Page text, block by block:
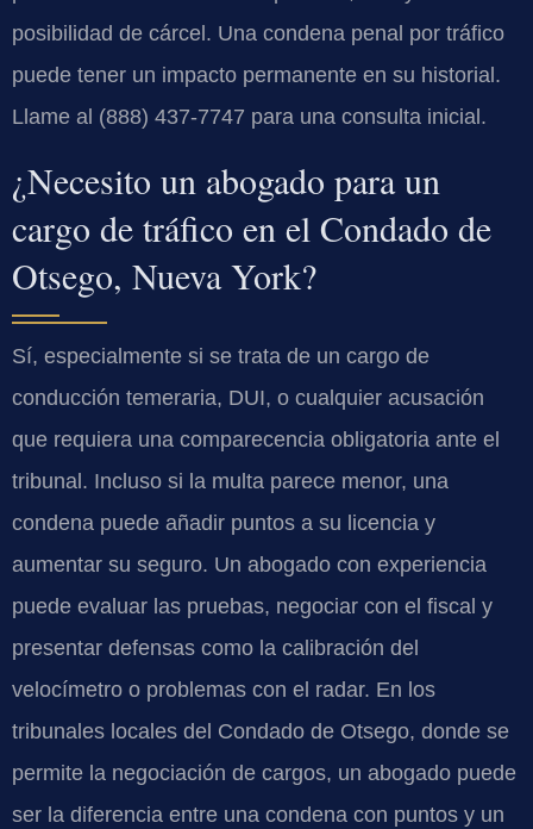
posibilidad de cárcel. Una condena penal por tráfico
puede tener un impacto permanente en su historial.
Llame al (888) 437-7747 para una consulta inicial.
¿Necesito un abogado para un
cargo de tráfico en el Condado de
Otsego, Nueva York?
Sí, especialmente si se trata de un cargo de
conducción temeraria, DUI, o cualquier acusación
que requiera una comparecencia obligatoria ante el
tribunal. Incluso si la multa parece menor, una
condena puede añadir puntos a su licencia y
aumentar su seguro. Un abogado con experiencia
puede evaluar las pruebas, negociar con el fiscal y
presentar defensas como la calibración del
velocímetro o problemas con el radar. En los
tribunales locales del Condado de Otsego, donde se
permite la negociación de cargos, un abogado puede
ser la diferencia entre una condena con puntos y un